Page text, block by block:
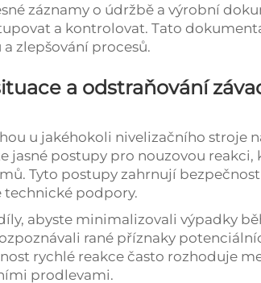
záznamy o údržbě a výrobní
a kontrolovat. Tato
zlepšování procesů.
a odstraňování
u jakéhokoli nivelizačního stroje
jasné postupy pro nouzovou reakci,
Tyto postupy zahrnují
podpory.
abyste minimalizovali výpadky
rané příznaky
rychlé reakce často rozhoduje
prodlevami.